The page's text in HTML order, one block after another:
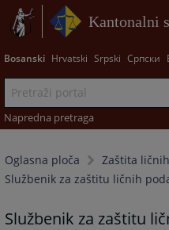
Kantonalni
Bosanski Hrvatski Srpski Српски
Napredna pretraga
Oglasna ploča
Zaštita
Službenik za zaštitu ličnih
Službenik za zaštitu